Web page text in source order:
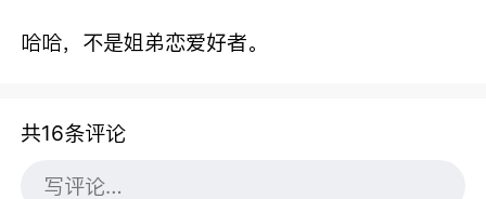
哈哈，不是姐弟恋爱好者。
共16条评论